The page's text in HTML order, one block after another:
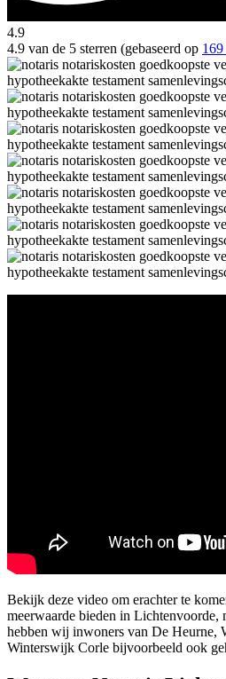
4.9
4.9 van de 5 sterren (gebaseerd op
Bekijk deze video om erachter te
meerwaarde bieden in Lichtenvoorde,
hebben wij inwoners van De Heurne,
Winterswijk Corle bijvoorbeeld ook